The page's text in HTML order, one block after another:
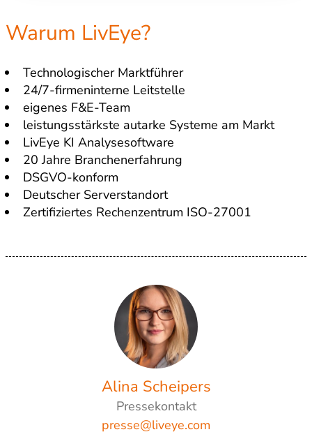
Warum LivEye?
Technologischer Marktführer
24/7-firmeninterne Leitstelle
eigenes F&E-Team
leistungsstärkste autarke Systeme am Markt
LivEye KI Analysesoftware
20 Jahre Branchenerfahrung
DSGVO-konform
Deutscher Serverstandort
Zertifiziertes Rechenzentrum ISO-27001
Alina Scheipers
Pressekontakt
presse@liveye.com